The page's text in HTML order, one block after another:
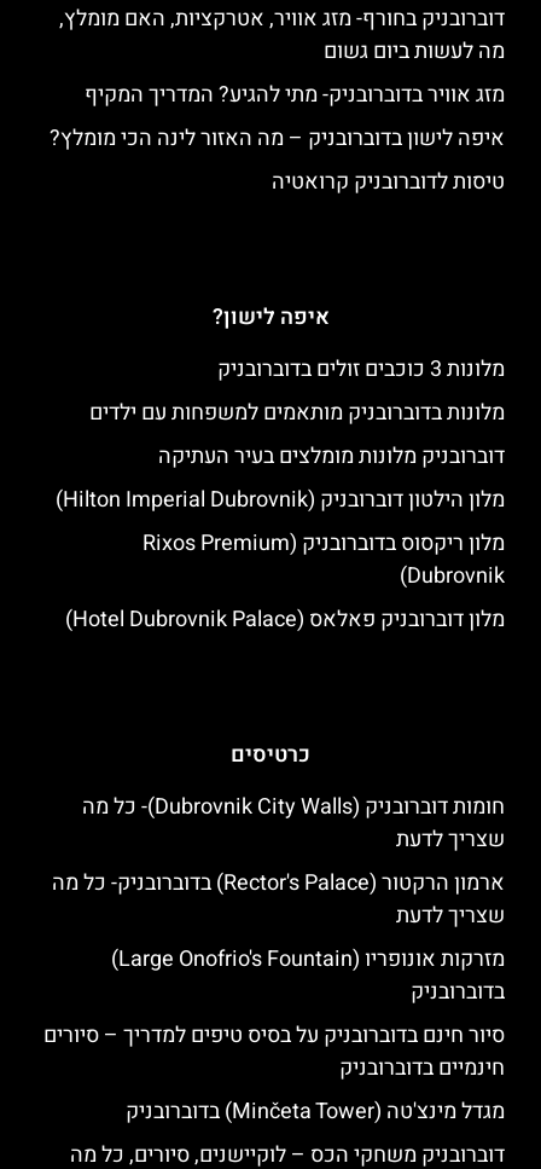
דוברובניק בחורף- מזג אוויר, אטרקציות, האם מומלץ,
מה לעשות ביום גשום
מזג אוויר בדוברובניק- מתי להגיע? המדריך המקיף
איפה לישון בדוברובניק – מה האזור לינה הכי מומלץ?
טיסות לדוברובניק קרואטיה
איפה לישון?
מלונות 3 כוכבים זולים בדוברובניק
מלונות בדוברובניק מותאמים למשפחות עם ילדים
דוברובניק מלונות מומלצים בעיר העתיקה
מלון הילטון דוברובניק (Hilton Imperial Dubrovnik)
מלון ריקסוס בדוברובניק (Rixos Premium
Dubrovnik)
מלון דוברובניק פאלאס (Hotel Dubrovnik Palace)
כרטיסים
חומות דוברובניק (Dubrovnik City Walls)- כל מה
שצריך לדעת
ארמון הרקטור (Rector's Palace) בדוברובניק- כל מה
שצריך לדעת
מזרקות אונופריו (Large Onofrio's Fountain)
בדוברובניק
סיור חינם בדוברובניק על בסיס טיפים למדריך – סיורים
חינמיים בדוברובניק
מגדל מינצ'טה (Minčeta Tower) בדוברובניק
דוברובניק משחקי הכס – לוקיישנים, סיורים, כל מה